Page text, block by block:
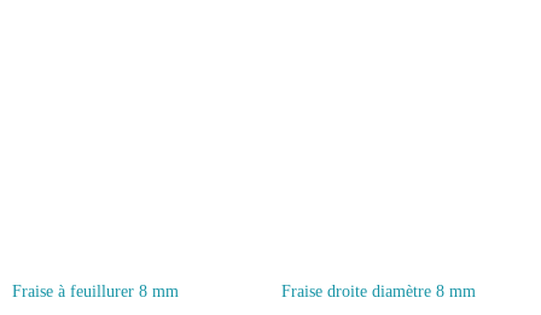
Fraise à feuillurer 8 mm Fraise droite diamètre 8 mm